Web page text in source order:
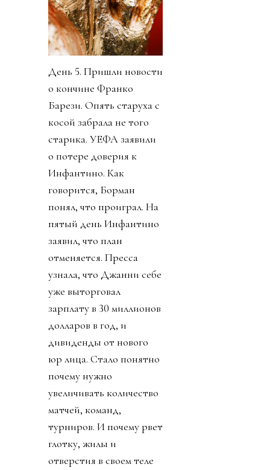
День 5. Пришли новости
о кончине Франко
Барези. Опять старуха с
косой забрала не того
старика. УЕФА заявили
о потере доверия к
Инфантино. Как
говорится, Борман
понял, что проиграл. На
пятый день Инфантино
заявил, что план
отменяется. Пресса
узнала, что Джанни себе
уже выторговал
зарплату в 30 миллионов
долларов в год, и
дивиденды от нового
юр лица. Стало понятно
почему нужно
увеличивать количество
матчей, команд,
турниров. И почему рвет
глотку, жилы и
отверстия в своем теле